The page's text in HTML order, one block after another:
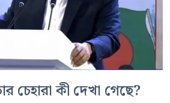
চেহারা কী দেখা গেছে?